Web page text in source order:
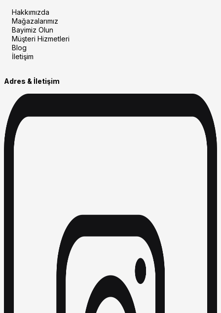
Hakkımızda
Mağazalarımız
Bayimiz Olun
Müşteri Hizmetleri
Blog
İletişim
Adres & İletişim